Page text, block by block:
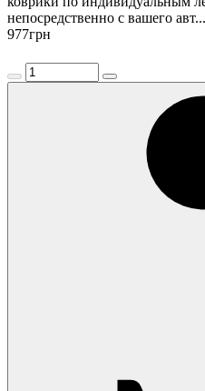
непосредственно с вашего авт...
977грн